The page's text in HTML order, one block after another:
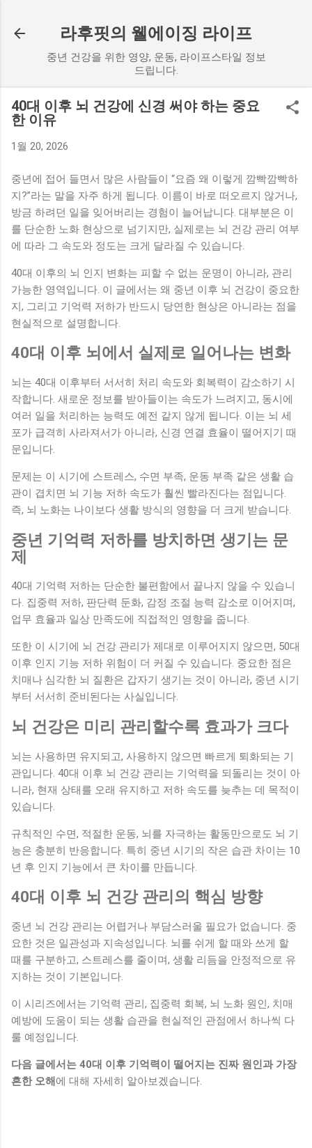
라후핏의 웰에이징 라이프
중년 건강을 위한 영양, 운동, 라이프스타일 정보
드립니다.
40대 이후 뇌 건강에 신경 써야 하는 중요
한 이유
1월 20, 2026
중년에 접어 들면서 많은 사람들이 “요즘 왜 이렇게 깜빡깜빡하
지?”라는 말을 자주 하게 됩니다. 이름이 바로 떠오르지 않거나,
방금 하려던 일을 잊어버리는 경험이 늘어납니다. 대부분은 이
를 단순한 노화 현상으로 넘기지만, 실제로는 뇌 건강 관리 여부
에 따라 그 속도와 정도는 크게 달라질 수 있습니다.
40대 이후의 뇌 인지 변화는 피할 수 없는 운명이 아니라, 관리
가능한 영역입니다. 이 글에서는 왜 중년 이후 뇌 건강이 중요한
지, 그리고 기억력 저하가 반드시 당연한 현상은 아니라는 점을
현실적으로 설명합니다.
40대 이후 뇌에서 실제로 일어나는 변화
뇌는 40대 이후부터 서서히 처리 속도와 회복력이 감소하기 시
작합니다. 새로운 정보를 받아들이는 속도가 느려지고, 동시에
여러 일을 처리하는 능력도 예전 같지 않게 됩니다. 이는 뇌 세
포가 급격히 사라져서가 아니라, 신경 연결 효율이 떨어지기 때
문입니다.
문제는 이 시기에 스트레스, 수면 부족, 운동 부족 같은 생활 습
관이 겹치면 뇌 기능 저하 속도가 훨씬 빨라진다는 점입니다.
즉, 뇌 노화는 나이보다 생활 방식의 영향을 더 크게 받습니다.
중년 기억력 저하를 방치하면 생기는 문
제
40대 기억력 저하는 단순한 불편함에서 끝나지 않을 수 있습니
다. 집중력 저하, 판단력 둔화, 감정 조절 능력 감소로 이어지며,
업무 효율과 일상 만족도에 직접적인 영향을 줍니다.
또한 이 시기에 뇌 건강 관리가 제대로 이루어지지 않으면, 50대
이후 인지 기능 저하 위험이 더 커질 수 있습니다. 중요한 점은
치매나 심각한 뇌 질환은 갑자기 생기는 것이 아니라, 중년 시기
부터 서서히 준비된다는 사실입니다.
뇌 건강은 미리 관리할수록 효과가 크다
뇌는 사용하면 유지되고, 사용하지 않으면 빠르게 퇴화되는 기
관입니다. 40대 이후 뇌 건강 관리는 기억력을 되돌리는 것이 아
니라, 현재 상태를 오래 유지하고 저하 속도를 늦추는 데 목적이
있습니다.
규칙적인 수면, 적절한 운동, 뇌를 자극하는 활동만으로도 뇌 기
능은 충분히 반응합니다. 특히 중년 시기의 작은 습관 차이는 10
년 후 인지 기능에서 큰 차이를 만듭니다.
40대 이후 뇌 건강 관리의 핵심 방향
중년 뇌 건강 관리는 어렵거나 부담스러울 필요가 없습니다. 중
요한 것은 일관성과 지속성입니다. 뇌를 쉬게 할 때와 쓰게 할
때를 구분하고, 스트레스를 줄이며, 생활 리듬을 안정적으로 유
지하는 것이 기본입니다.
이 시리즈에서는 기억력 관리, 집중력 회복, 뇌 노화 원인, 치매
예방에 도움이 되는 생활 습관을 현실적인 관점에서 하나씩 다
룰 예정입니다.
다음 글에서는 40대 이후 기억력이 떨어지는 진짜 원인과 가장
흔한 오해 에 대해 자세히 알아보겠습니다.